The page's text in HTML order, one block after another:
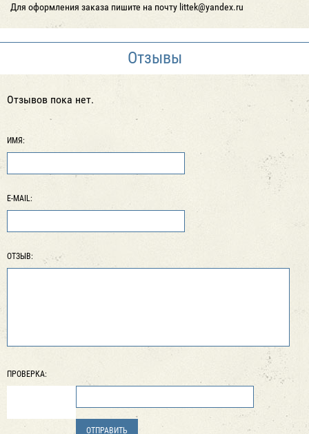
Для оформления заказа пишите на почту littek@yandex.ru
Отзывы
Отзывов пока нет.
ИМЯ:
E-MAIL:
ОТЗЫВ:
ПРОВЕРКА: